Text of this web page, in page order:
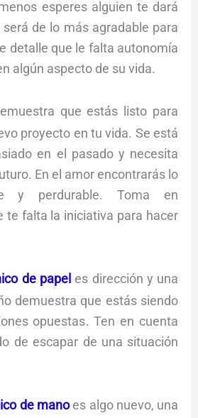
esperes alguien te dará
de lo más agradable para
detalle que le falta autonomía
algún aspecto de su vida.
que estás listo para
proyecto en tu vida. Se está
en el pasado y necesita
En el amor encontrarás lo
y perdurable. Toma en
te falta la iniciativa para hacer
de papel es dirección y una
demuestra que estás siendo
opuestas. Ten en cuenta
de escapar de una situación
de manoes algo nuevo, una